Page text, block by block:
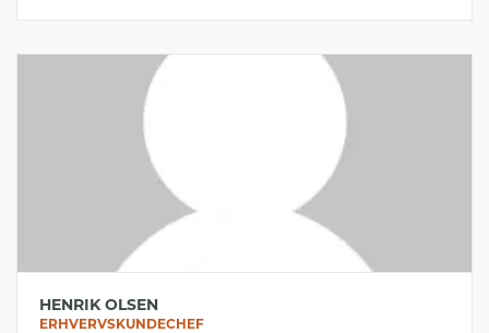
HENRIK OLSEN
ERHVERVSKUNDECHEF